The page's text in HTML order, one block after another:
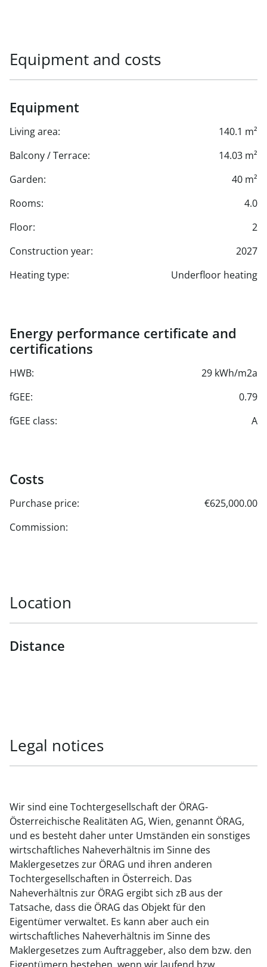
Equipment and costs
Equipment
Living area:
140.1 m²
Balcony / Terrace:
14.03 m²
Garden:
40 m²
Rooms:
4.0
Floor:
2
Construction year:
2027
Heating type:
Underfloor heating
Energy performance certificate and
certifications
HWB:
29 kWh/m2a
fGEE:
0.79
fGEE class:
A
Costs
Purchase price:
€625,000.00
Commission:
Location
Distance
Legal notices
Wir sind eine Tochtergesellschaft der ÖRAG-
Österreichische Realitäten AG, Wien, genannt ÖRAG,
und es besteht daher unter Umständen ein sonstiges
wirtschaftliches Naheverhältnis im Sinne des
Maklergesetzes zur ÖRAG und ihren anderen
Tochtergesellschaften in Österreich. Das
Naheverhältnis zur ÖRAG ergibt sich zB aus der
Tatsache, dass die ÖRAG das Objekt für den
Eigentümer verwaltet. Es kann aber auch ein
wirtschaftliches Naheverhältnis im Sinne des
Maklergesetzes zum Auftraggeber, also dem bzw. den